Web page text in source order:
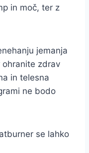
in moč, ter z
jemanja
ohranite zdrav
in telesna
ne bodo
se lahko